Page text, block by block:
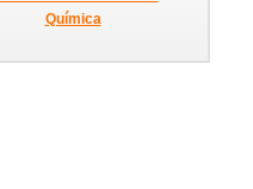
Química